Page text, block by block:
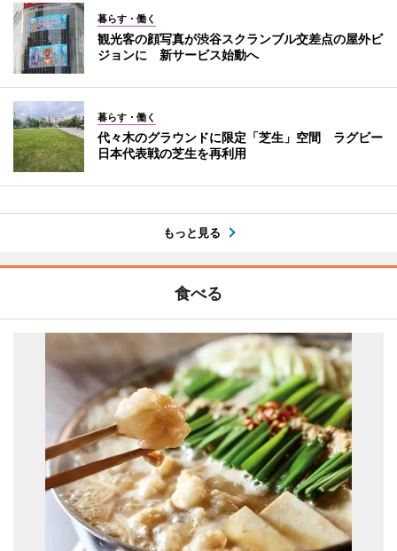
暮らす・働く
観光客の顔写真が渋谷スクランブル交差点の屋外ビ
ジョンに 新サービス始動へ
暮らす・働く
代々木のグラウンドに限定「芝生」空間 ラグビー
日本代表戦の芝生を再利用
もっと見る
食べる